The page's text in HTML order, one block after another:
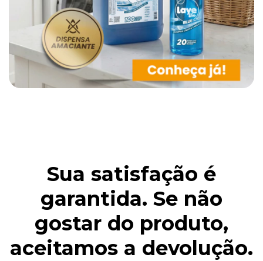
Sua satisfação é
garantida. Se não
gostar do produto,
aceitamos a devolução.